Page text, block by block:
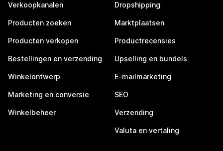
Verkoopkanalen
Producten zoeken
Producten verkopen
Bestellingen en verzending
Winkelontwerp
Marketing en conversie
Winkelbeheer
Dropshipping
Marktplaatsen
Productrecensies
Upselling en bundels
E-mailmarketing
SEO
Verzending
Valuta en vertaling